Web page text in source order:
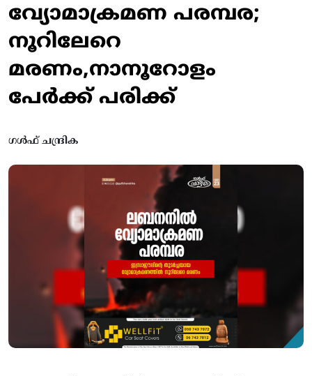
വ്യോമാക്രമണ പരമ്പര;
നൂറിലേറെ
മരണം,നാനൂറോളം
പേര്‍ക്ക് പരിക്ക്
ഗൾഫ് ചന്ദ്രിക